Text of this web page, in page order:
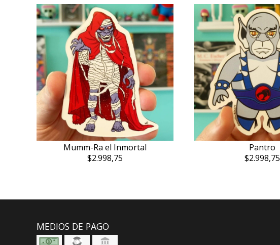
Mumm-Ra el Inmortal
$2.998,75
Pantro
$2.998,75
MEDIOS DE PAGO